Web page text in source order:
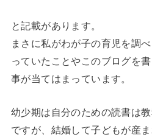
と記載があります。
まさに私がわが子の育児を調
っていたことやこのブログを
事が当てはまっています。
幼少期は自分のための読書は教
ですが、結婚して子どもが産